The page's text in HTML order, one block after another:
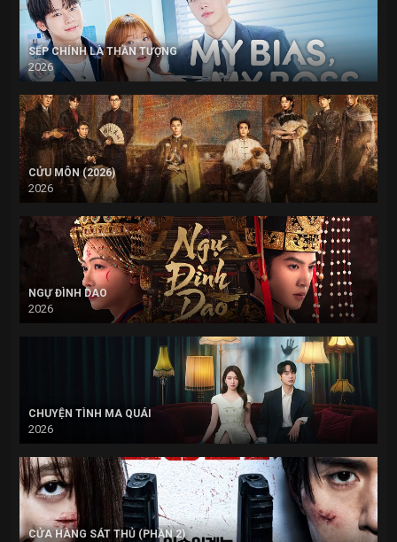
SẾP CHÍNH LÀ THẦN TƯỢNG
2026
CỬU MÔN (2026)
2026
NGỰ ĐÌNH DAO
2026
CHUYỆN TÌNH MA QUÁI
2026
CỬA HÀNG SÁT THỦ (PHẦN 2)